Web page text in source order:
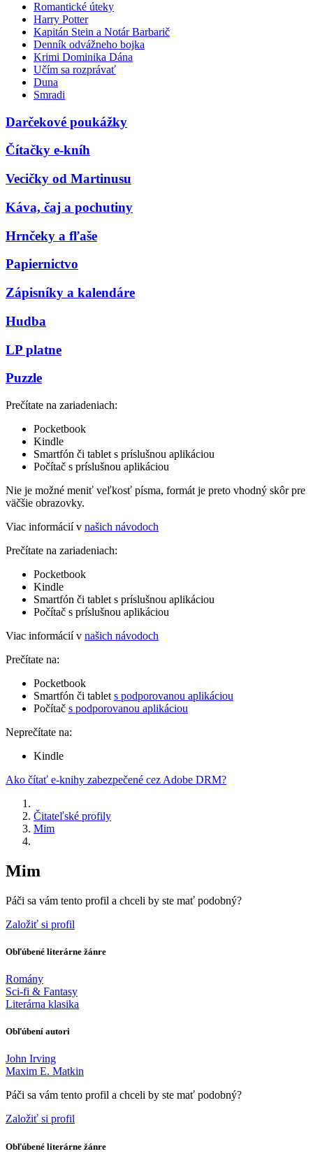
Romantické úteky
Harry Potter
Kapitán Stein a Notár Barbarič
Denník odvážneho bojka
Krimi Dominika Dána
Učím sa rozprávať
Duna
Smradi
Darčekové poukážky
Čítačky e-kníh
Vecičky od Martinusu
Káva, čaj a pochutiny
Hrnčeky a fľaše
Papiernictvo
Zápisníky a kalendáre
Hudba
LP platne
Puzzle
Prečítate na zariadeniach:
Pocketbook
Kindle
Smartfón či tablet s príslušnou aplikáciou
Počítač s príslušnou aplikáciou
Nie je možné meniť veľkosť písma, formát je preto vhodný skôr pre
väčšie obrazovky.
Viac informácií v našich návodoch
Prečítate na zariadeniach:
Pocketbook
Kindle
Smartfón či tablet s príslušnou aplikáciou
Počítač s príslušnou aplikáciou
Viac informácií v našich návodoch
Prečítate na:
Pocketbook
Smartfón či tablet s podporovanou aplikáciou
Počítač s podporovanou aplikáciou
Neprečítate na:
Kindle
Ako čítať e-knihy zabezpečené cez Adobe DRM?
Čitateľské profily
Mim
Mim
Páči sa vám tento profil a chceli by ste mať podobný?
Založiť si profil
Obľúbené literárne žánre
Romány
Sci-fi & Fantasy
Literárna klasika
Obľúbení autori
John Irving
Maxim E. Matkin
Páči sa vám tento profil a chceli by ste mať podobný?
Založiť si profil
Obľúbené literárne žánre